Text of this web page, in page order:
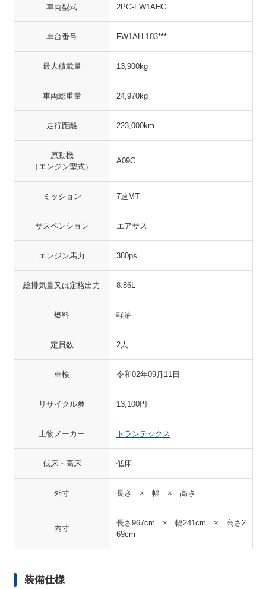
車両型式 2PG-FW1AHG
車台番号 FW1AH-103***
最大積載量 13,900kg
車両総重量 24,970kg
走行距離 223,000km
原動機
（エンジン型式）
A09C
ミッション 7速MT
サスペンション エアサス
エンジン馬力 380ps
総排気量又は定格出力 8.86L
燃料 軽油
定員数 2人
車検 令和02年09月11日
リサイクル券 13,100円
上物メーカー トランテックス
低床・高床 低床
外寸 長さ × 幅 × 高さ
内寸
長さ967cm × 幅241cm × 高さ2
69cm
装備仕様